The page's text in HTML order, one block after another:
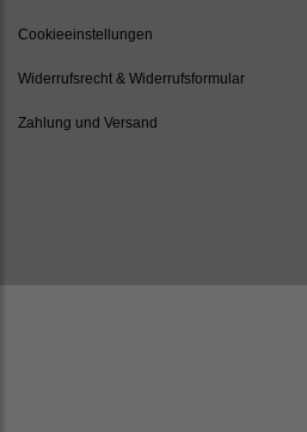
Cookieeinstellungen
Widerrufsrecht & Widerrufsformular
Zahlung und Versand